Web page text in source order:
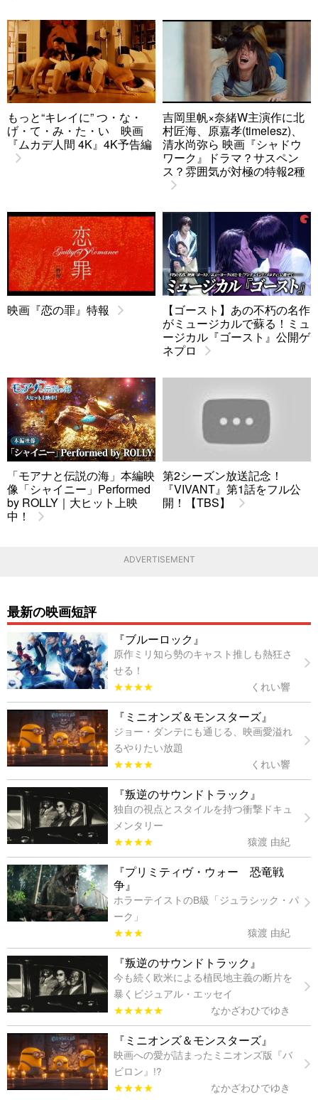
もっと“キレイに” つ・な・
げ・て・み・た・い 映画
『ムカデ人間 4K』4K予告編
吉岡里帆×奈緒W主演作に北
村匠海、原嘉孝(timelesz)、
清水尚弥ら 映画『シャドウ
ワーク』ドラマ？サスペン
ス？雰囲気が対極の特報2種
映画『恋の罪』特報
【ゴースト】あの不朽の名作
がミュージカルで蘇る！ミュ
ージカル『ゴースト』公開ゲ
ネプロ
「モアナと伝説の海」本編映
像「シャイニー」Performed
by ROLLY｜大ヒット上映
中！
第2シーズン放送記念！
『VIVANT』第1話をフル公
開！【TBS】
ADVERTISEMENT
最新の映画短評
『ブルーロック』
原作ミリ知ら勢のキャスト推しも熱狂さ
せる！
★★★★
くれい響
『ミニオンズ＆モンスターズ』
ジョー・ダンテにも通じる、映画愛溢れ
るやりたい放題
★★★★
くれい響
『叛逆のサウンドトラック』
独自の視点とスタイルを持つ衝撃ドキュ
メンタリー
★★★★
猿渡 由紀
『プリミティヴ・ウォー 恐竜戦
争』
ホラーテイストのB級「ジュラシック・パ
ーク」
★★★
猿渡 由紀
『叛逆のサウンドトラック』
今も続く欧米による植民地主義の断片を
暴くビジュアル・エッセイ
★★★★★
なかざわひでゆき
『ミニオンズ＆モンスターズ』
映画への愛が詰まったミニオンズ版『バ
ビロン』!?
★★★★
なかざわひでゆき